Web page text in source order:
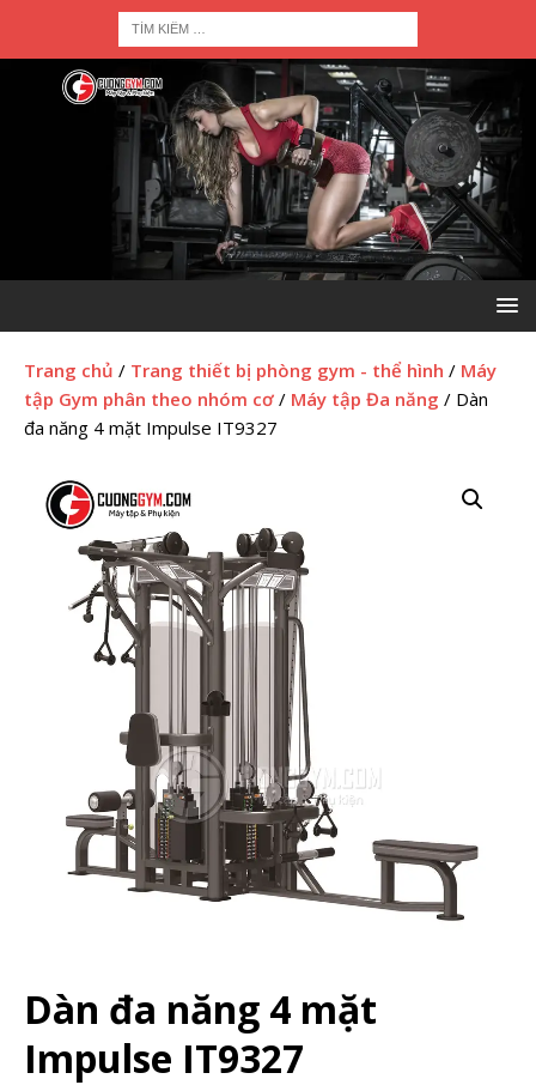
Trang chủ / Trang thiết bị phòng gym - thể hình / Máy
tập Gym phân theo nhóm cơ / Máy tập Đa năng / Dàn
đa năng 4 mặt Impulse IT9327
Dàn đa năng 4 mặt
Impulse IT9327